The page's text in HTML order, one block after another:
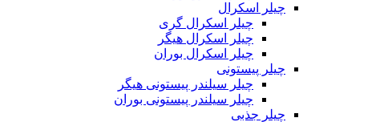
چیلر اسکرال
چیلر اسکرال گری
چیلر اسکرال هیگر
چیلر اسکرال بوران
چیلر پیستونی
چیلر سیلندر پیستونی هیگر
چیلر سیلندر پیستونی بوران
چیلر جذبی